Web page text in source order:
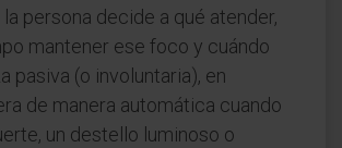
persona decide a qué atender,
mantener ese foco y cuándo
pasiva (o involuntaria), en
de manera automática cuando
un destello luminoso o